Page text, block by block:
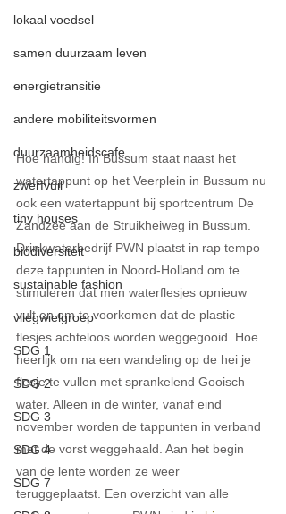
lokaal voedsel
samen duurzaam leven
energietransitie
andere mobiliteitsvormen
duurzaamheidscafe
zwerfvuil
tiny houses
biodiversiteit
sustainable fashion
vliegwielgroep
SDG 1
SDG 2
SDG 3
SDG 4
SDG 7
Hoe handig! In Bussum staat naast het
watertappunt op het Veerplein in Bussum nu
ook een watertappunt bij sportcentrum De
Zandzee aan de Struikheiweg in Bussum.
Drinkwaterbedrijf PWN plaatst in rap tempo
deze tappunten in Noord-Holland om te
stimuleren dat men waterflesjes opnieuw
vult en om te voorkomen dat de plastic
flesjes achteloos worden weggegooid. Hoe
heerlijk om na een wandeling op de hei je
flesje te vullen met sprankelend Gooisch
water. Alleen in de winter, vanaf eind
november worden de tappunten in verband
met de vorst weggehaald. Aan het begin
van de lente worden ze weer
teruggeplaatst. Een overzicht van alle